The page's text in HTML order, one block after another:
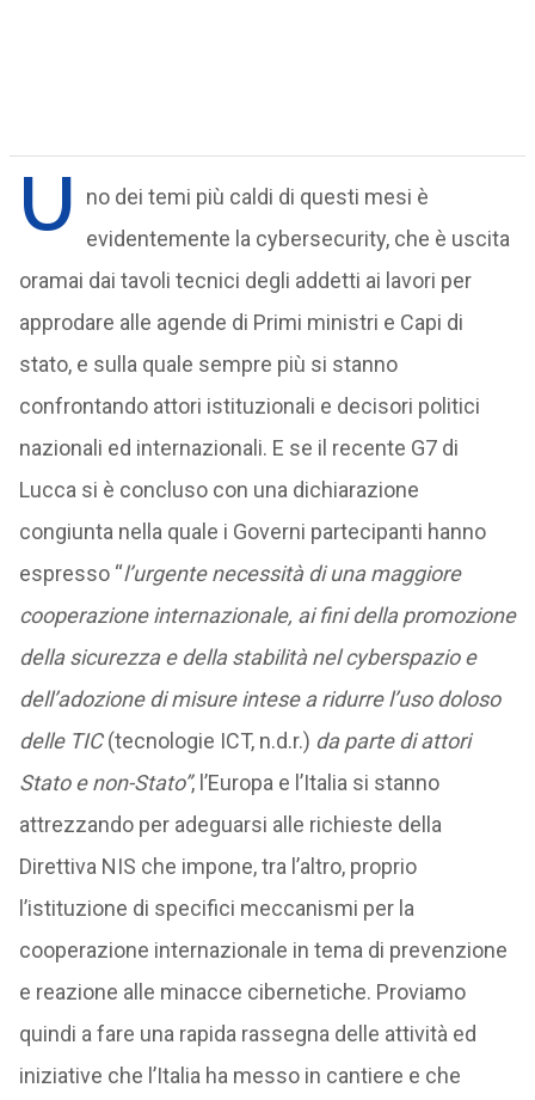
U
no dei temi più caldi di questi mesi è
evidentemente la cybersecurity, che è uscita
oramai dai tavoli tecnici degli addetti ai lavori per
approdare alle agende di Primi ministri e Capi di
stato, e sulla quale sempre più si stanno
confrontando attori istituzionali e decisori politici
nazionali ed internazionali. E se il recente G7 di
Lucca si è concluso con una dichiarazione
congiunta nella quale i Governi partecipanti hanno
espresso “l’urgente necessità di una maggiore
cooperazione internazionale, ai fini della promozione
della sicurezza e della stabilità nel cyberspazio e
dell’adozione di misure intese a ridurre l’uso doloso
delle TIC(tecnologie ICT, n.d.r.) da parte di attori
Stato e non-Stato”, l’Europa e l’Italia si stanno
attrezzando per adeguarsi alle richieste della
Direttiva NIS che impone, tra l’altro, proprio
l’istituzione di specifici meccanismi per la
cooperazione internazionale in tema di prevenzione
e reazione alle minacce cibernetiche. Proviamo
quindi a fare una rapida rassegna delle attività ed
iniziative che l’Italia ha messo in cantiere e che